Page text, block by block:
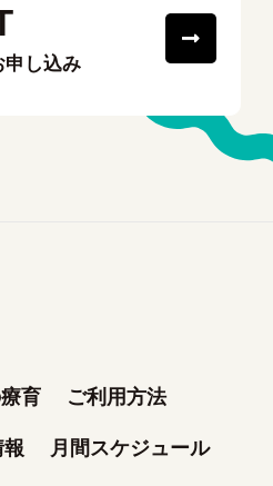
申し込み
育 ご利用方法
月間スケジュール